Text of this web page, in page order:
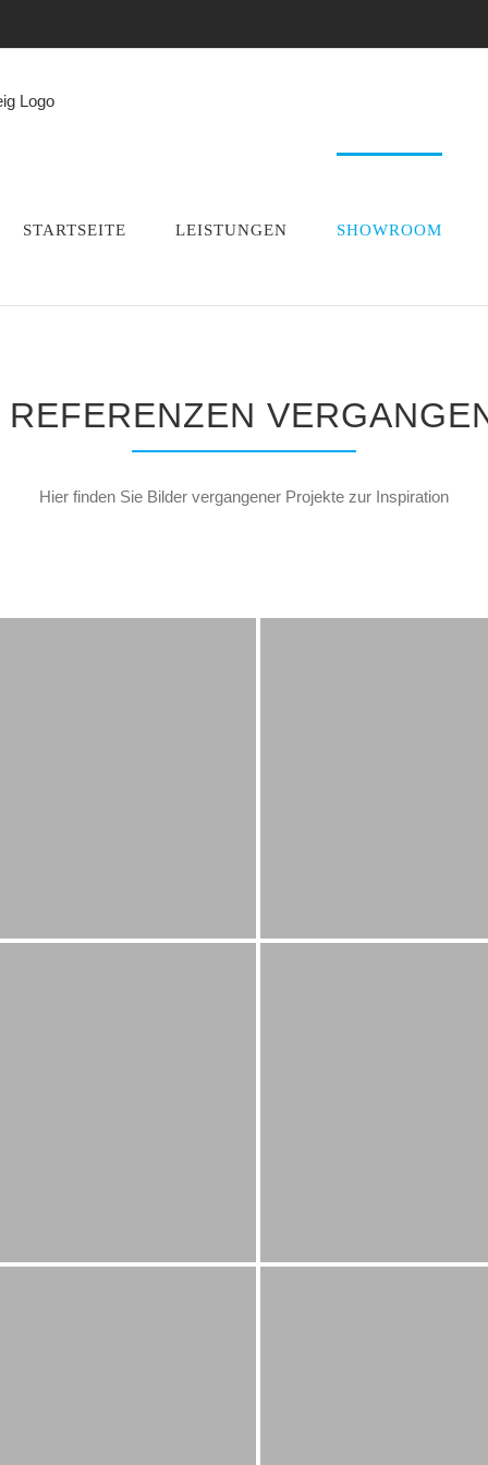
STARTSEITE LEISTUNGEN SHOWROOM
Hier finden Sie Bilder vergangener Projekte zur Inspiration